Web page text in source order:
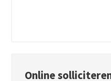
Online